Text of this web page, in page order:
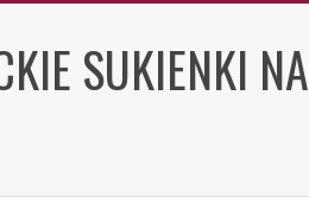
SUKIENKI NA